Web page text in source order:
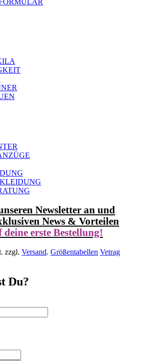
Newsletter an und
News & Vorteilen
erste Bestellung!
zzgl. Versand. Größentabellen Vetrag
Du?